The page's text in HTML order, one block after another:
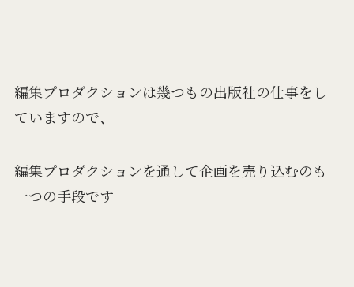
編集プロダクションは幾つもの出版社の仕事をし
ていますので、
編集プロダクションを通して企画を売り込むのも
一つの手段です